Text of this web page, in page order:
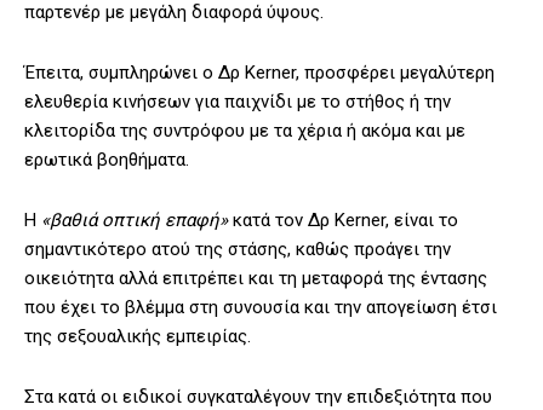
παρτενέρ με μεγάλη διαφορά ύψους.
Έπειτα, συμπληρώνει ο Δρ Kerner, προσφέρει μεγαλύτερη
ελευθερία κινήσεων για παιχνίδι με το στήθος ή την
κλειτορίδα της συντρόφου με τα χέρια ή ακόμα και με
ερωτικά βοηθήματα.
Η «βαθιά οπτική επαφή»κατά τον Δρ Kerner, είναι το
σημαντικότερο ατού της στάσης, καθώς προάγει την
οικειότητα αλλά επιτρέπει και τη μεταφορά της έντασης
που έχει το βλέμμα στη συνουσία και την απογείωση έτσι
της σεξουαλικής εμπειρίας.
Στα κατά οι ειδικοί συγκαταλέγουν την επιδεξιότητα που